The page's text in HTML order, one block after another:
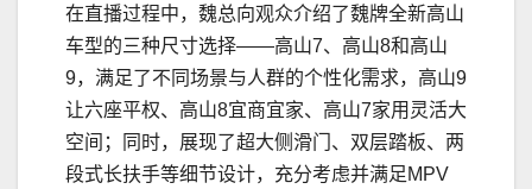
在直播过程中，魏总向观众介绍了魏牌全新高山
车型的三种尺寸选择——高山7、高山8和高山
9，满足了不同场景与人群的个性化需求，高山9
让六座平权、高山8宜商宜家、高山7家用灵活大
空间；同时，展现了超大侧滑门、双层踏板、两
段式长扶手等细节设计，充分考虑并满足MPV